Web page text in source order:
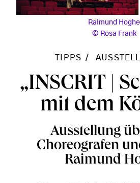
Raimund Hoghe
Rosa Frank
TIPPS
„INSCRIT |
mit dem
Ausstellung
Choreografen
Raimund